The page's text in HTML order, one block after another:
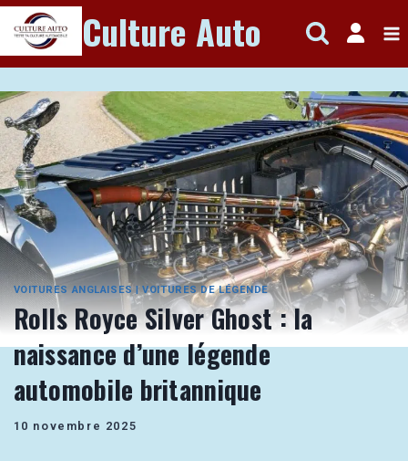
Aller
au
contenu
Culture Auto
VOITURES ANGLAISES |VOITURES DE LÉGENDE
Rolls Royce Silver Ghost : la
naissance d’une légende
automobile britannique
10 novembre 2025